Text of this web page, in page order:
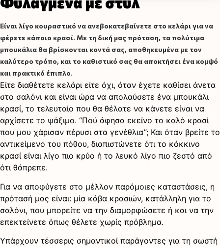
Είναι λίγο κουραστικό να ανεβοκατεβαίνετε στο κελάρι για να
φέρετε κάποιο κρασί. Με τη δική μας πρόταση, τα πολύτιμα
μπουκάλια θα βρίσκονται κοντά σας, αποθηκευμένα με τον
καλύτερο τρόπο, και το καθιστικό σας θα αποκτήσει ένα κομψό
και πρακτικό έπιπλο.
Είτε διαθέτετε κελάρι είτε όχι, όταν έχετε καθίσει άνετα
στο σαλόνι και είναι ώρα να απολαύσετε ένα μπουκάλι
κρασί, το τελευταίο που θα θέλατε να κάνετε είναι να
αρχίσετε το ψάξιμο. “Πού άφησα εκείνο το καλό κρασί
που μου χάρισαν πέρυσι στα γενέθλια”; Και όταν βρείτε το
αντικείμενο του πόθου, διαπιστώνετε ότι το κόκκινο
κρασί είναι λίγο πιο κρύο ή το λευκό λίγο πιο ζεστό από
ότι θάπρεπε.
Για να αποφύγετε στο μέλλον παρόμοιες καταστάσεις, η
πρότασή μας είναι: μία κάβα κρασιών, κατάλληλη για το
σαλόνι, που μπορείτε να την διαμορφώσετε ή και να την
επεκτείνετε όπως θέλετε χωρίς πρόβλημα.
Υπάρχουν τέσσερις σημαντικοί παράγοντες για τη σωστή